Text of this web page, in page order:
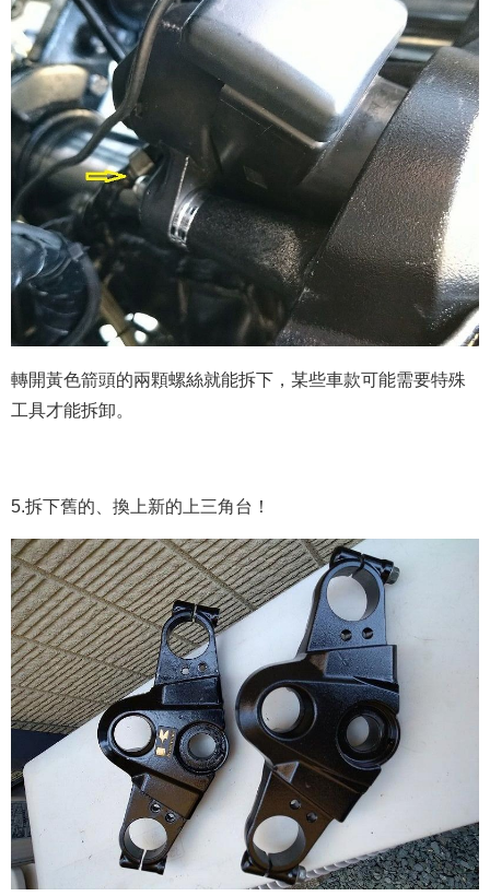
轉開黃色箭頭的兩顆螺絲就能拆下，某些車款可能需要特殊
工具才能拆卸。
5.拆下舊的、換上新的上三角台！